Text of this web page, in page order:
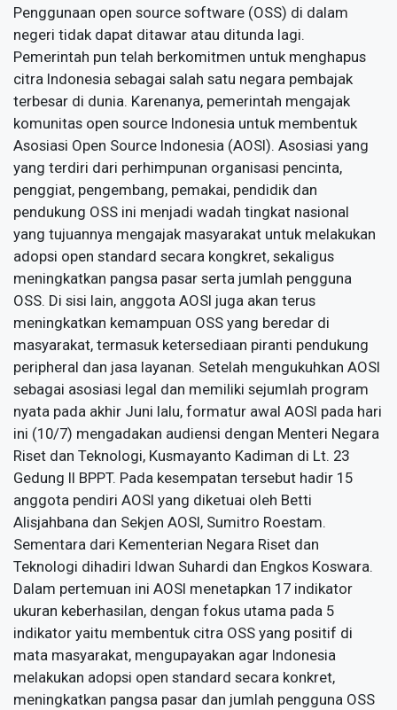
Penggunaan open source software (OSS) di dalam
negeri tidak dapat ditawar atau ditunda lagi.
Pemerintah pun telah berkomitmen untuk menghapus
citra Indonesia sebagai salah satu negara pembajak
terbesar di dunia. Karenanya, pemerintah mengajak
komunitas open source Indonesia untuk membentuk
Asosiasi Open Source Indonesia (AOSI). Asosiasi yang
yang terdiri dari perhimpunan organisasi pencinta,
penggiat, pengembang, pemakai, pendidik dan
pendukung OSS ini menjadi wadah tingkat nasional
yang tujuannya mengajak masyarakat untuk melakukan
adopsi open standard secara kongkret, sekaligus
meningkatkan pangsa pasar serta jumlah pengguna
OSS. Di sisi lain, anggota AOSI juga akan terus
meningkatkan kemampuan OSS yang beredar di
masyarakat, termasuk ketersediaan piranti pendukung
peripheral dan jasa layanan. Setelah mengukuhkan AOSI
sebagai asosiasi legal dan memiliki sejumlah program
nyata pada akhir Juni lalu, formatur awal AOSI pada hari
ini (10/7) mengadakan audiensi dengan Menteri Negara
Riset dan Teknologi, Kusmayanto Kadiman di Lt. 23
Gedung II BPPT. Pada kesempatan tersebut hadir 15
anggota pendiri AOSI yang diketuai oleh Betti
Alisjahbana dan Sekjen AOSI, Sumitro Roestam.
Sementara dari Kementerian Negara Riset dan
Teknologi dihadiri Idwan Suhardi dan Engkos Koswara.
Dalam pertemuan ini AOSI menetapkan 17 indikator
ukuran keberhasilan, dengan fokus utama pada 5
indikator yaitu membentuk citra OSS yang positif di
mata masyarakat, mengupayakan agar Indonesia
melakukan adopsi open standard secara konkret,
meningkatkan pangsa pasar dan jumlah pengguna OSS